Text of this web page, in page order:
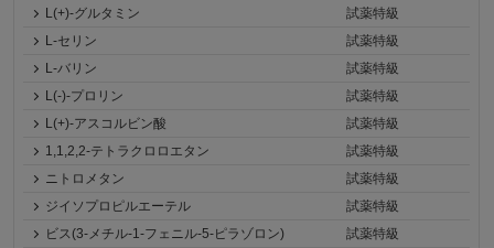
L(+)-グルタミン
試薬特級
L-セリン
試薬特級
L-バリン
試薬特級
L(-)-プロリン
試薬特級
L(+)-アスコルビン酸
試薬特級
1,1,2,2-テトラクロロエタン
試薬特級
ニトロメタン
試薬特級
ジイソプロピルエーテル
試薬特級
ビス(3-メチル-1-フェニル-5-ピラゾロン)
試薬特級